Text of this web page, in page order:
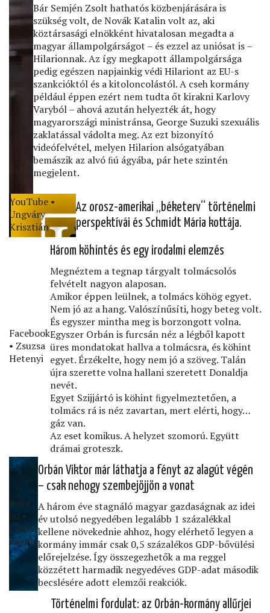
Bár Semjén Zsolt hathatós közbenjárására is
szükség volt, de Novák Katalin volt az, aki
köztársasági elnökként hivatalosan megadta a
magyar állampolgárságot – és ezzel az uniósat is –
Hilarionnak. Az így megkapott állampolgársága
pedig egészen napjainkig védi Hilariont az EU-s
szankcióktól és a kitoloncolástól. A cseh kormány
például éppen ezért nem tudta őt kirakni Karlovy
Varyból – ahová azután helyezték át, hogy
magyarországi ministránsa, George Suzuki szexuális
zaklatással vádolta meg. Az ezt bizonyító
videófelvétel, melyen Hilarion alsógatyában
bemászik az alvó ﬁú ágyába, pár hete szintén
megjelent.
YouTube •
Ungváry
Krisztián
Az orosz-amerikai „béketerv“ történelmi
perspektívái és Schmidt Mária kottája.
Facebook
• Zsuzsa
Hetenyi
Három köhintés és egy irodalmi elemzés
Megnéztem a tegnap tárgyalt tolmácsolós
felvételt nagyon alaposan.
Amikor éppen leülnek, a tolmács köhög egyet.
Nem jó az a hang. Valószínűsíti, hogy beteg volt.
És egyszer mintha meg is borzongott volna.
Egyszer Orbán is furcsán néz a légből kapott
üres mondatokat hallva a tolmácsra, és köhint
egyet. Érzékelte, hogy nem jó a szöveg. Talán
újra szerette volna hallani szeretett Donaldja
nevét.
Egyet Szijjártó is köhint ﬁgyelmeztetően, a
tolmács rá is néz zavartan, mert elérti, hogy…
gáz van.
Az eset komikus. A helyzet szomorú. Együtt
drámai groteszk.
mfor․
hu •
Csabai
Károly
Orbán Viktor már láthatja a fényt az alagút végén
– csak nehogy szembejöjjön a vonat
A három éve stagnáló magyar gazdaságnak az idei
év utolsó negyedében legalább 1 százalékkal
kellene növekednie ahhoz, hogy elérhető legyen a
kormány immár csak 0,5 százalékos GDP-bővülési
előrejelzése. Így összegezhetők a ma reggel
közzétett harmadik negyedéves GDP-adat második
becslésére adott elemzői reakciók.
Történelmi fordulat: az Orbán-kormány allűrjei